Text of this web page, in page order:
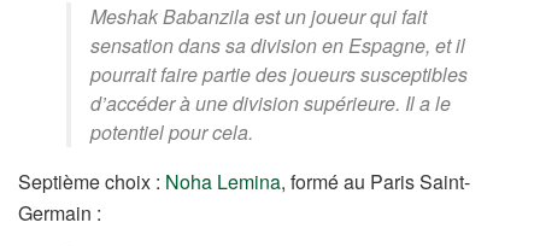
Meshak Babanzila est un joueur qui fait
sensation dans sa division en Espagne, et il
pourrait faire partie des joueurs susceptibles
d’accéder à une division supérieure. Il a le
potentiel pour cela.
Septième choix : Noha Lemina, formé au Paris Saint-
Germain :